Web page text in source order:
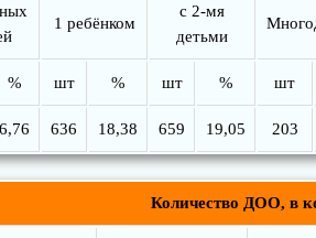
1 ребёнком
с 2-мя
детьми
% шт % шт % шт
6,76 636 18,38 659 19,05 203
Количество ДОО, в